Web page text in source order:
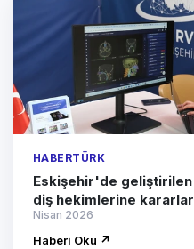
HABERTÜRK
Eskişehir'de
diş hekimlerine
Nisan 2026
Haberi Oku ↗